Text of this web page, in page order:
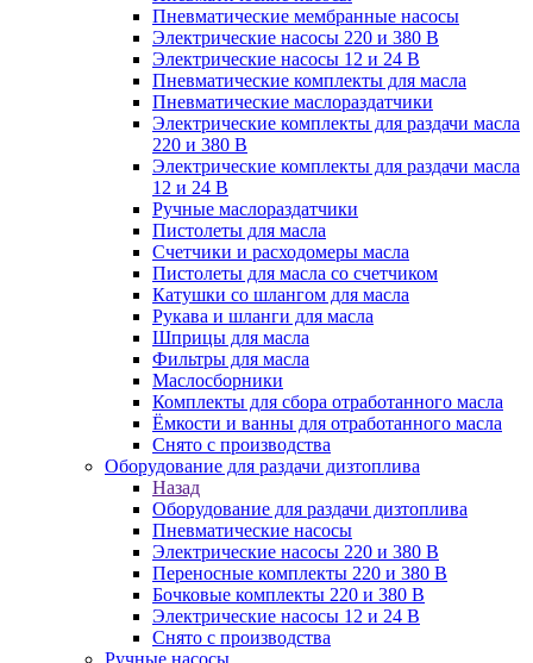
Пневматические мембранные насосы
Электрические насосы 220 и 380 В
Электрические насосы 12 и 24 В
Пневматические комплекты для масла
Пневматические маслораздатчики
Электрические комплекты для раздачи масла
220 и 380 В
Электрические комплекты для раздачи масла
12 и 24 В
Ручные маслораздатчики
Пистолеты для масла
Счетчики и расходомеры масла
Пистолеты для масла со счетчиком
Катушки со шлангом для масла
Рукава и шланги для масла
Шприцы для масла
Фильтры для масла
Маслосборники
Комплекты для сбора отработанного масла
Ёмкости и ванны для отработанного масла
Снято с производства
Оборудование для раздачи дизтоплива
Назад
Оборудование для раздачи дизтоплива
Пневматические насосы
Электрические насосы 220 и 380 В
Переносные комплекты 220 и 380 В
Бочковые комплекты 220 и 380 В
Электрические насосы 12 и 24 В
Снято с производства
Ручные насосы